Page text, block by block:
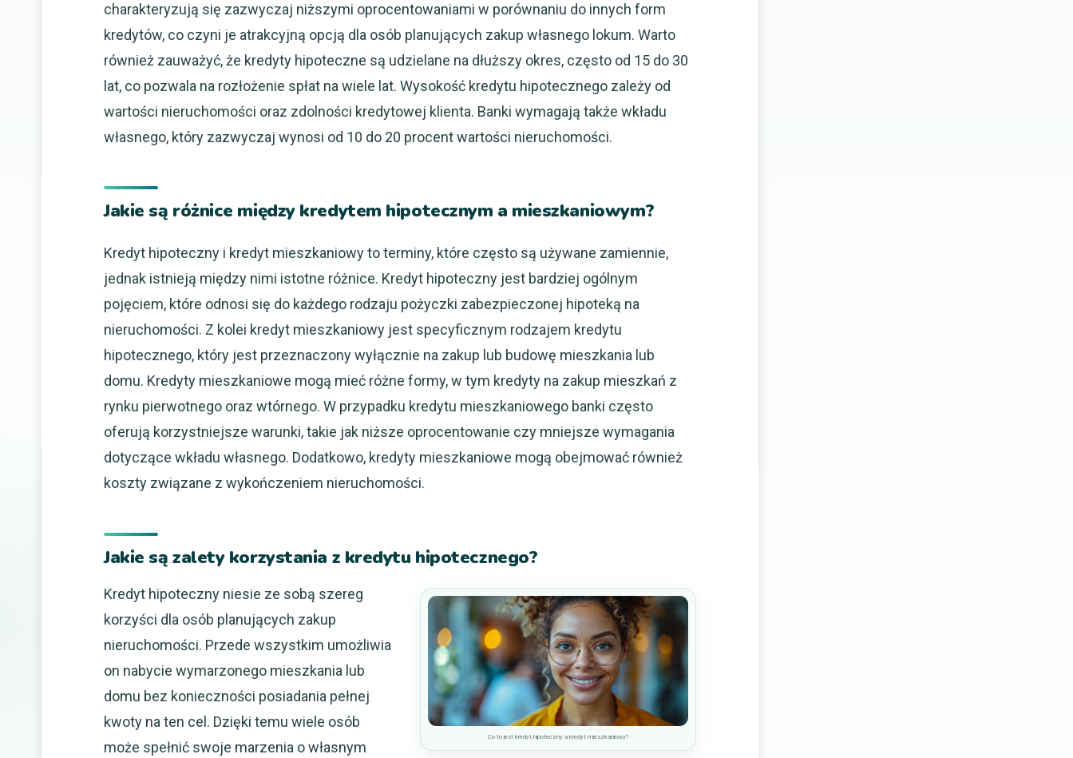
charakteryzują się zazwyczaj niższymi oprocentowaniami w porównaniu do innych form
kredytów, co czyni je atrakcyjną opcją dla osób planujących zakup własnego lokum. Warto
również zauważyć, że kredyty hipoteczne są udzielane na dłuższy okres, często od 15 do 30
lat, co pozwala na rozłożenie spłat na wiele lat. Wysokość kredytu hipotecznego zależy od
wartości nieruchomości oraz zdolności kredytowej klienta. Banki wymagają także wkładu
własnego, który zazwyczaj wynosi od 10 do 20 procent wartości nieruchomości.
Jakie są różnice między kredytem hipotecznym a mieszkaniowym?
Kredyt hipoteczny i kredyt mieszkaniowy to terminy, które często są używane zamiennie,
jednak istnieją między nimi istotne różnice. Kredyt hipoteczny jest bardziej ogólnym
pojęciem, które odnosi się do każdego rodzaju pożyczki zabezpieczonej hipoteką na
nieruchomości. Z kolei kredyt mieszkaniowy jest specyficznym rodzajem kredytu
hipotecznego, który jest przeznaczony wyłącznie na zakup lub budowę mieszkania lub
domu. Kredyty mieszkaniowe mogą mieć różne formy, w tym kredyty na zakup mieszkań z
rynku pierwotnego oraz wtórnego. W przypadku kredytu mieszkaniowego banki często
oferują korzystniejsze warunki, takie jak niższe oprocentowanie czy mniejsze wymagania
dotyczące wkładu własnego. Dodatkowo, kredyty mieszkaniowe mogą obejmować również
koszty związane z wykończeniem nieruchomości.
Jakie są zalety korzystania z kredytu hipotecznego?
Co to jest kredyt hipoteczny a kredyt mieszkaniowy?
Kredyt hipoteczny niesie ze sobą szereg
korzyści dla osób planujących zakup
nieruchomości. Przede wszystkim umożliwia
on nabycie wymarzonego mieszkania lub
domu bez konieczności posiadania pełnej
kwoty na ten cel. Dzięki temu wiele osób
może spełnić swoje marzenia o własnym